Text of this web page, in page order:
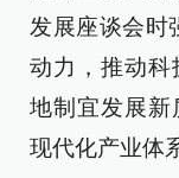
发展座谈会时
动力，推动科
地制宜发展新
现代化产业体